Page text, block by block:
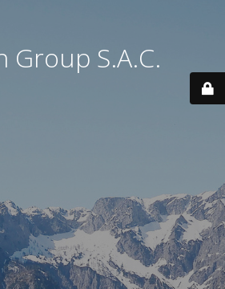
Group S.A.C.